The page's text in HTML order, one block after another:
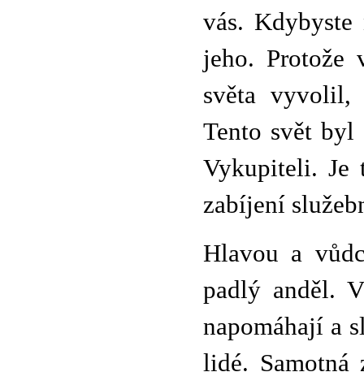
vás.
jeho. Protože
světa vyvolil,
Tento svět
Vykupiteli. Je
zabíjení
Hlavou a
padlý anděl.
napomáhají a
lidé.